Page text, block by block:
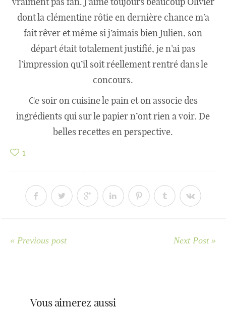
dont la clémentine rôtie en dernière chance m’a
fait rêver et même si j’aimais bien Julien, son
départ était totalement justifié, je n’ai pas
l’impression qu’il soit réellement rentré dans le
concours.
Ce soir on cuisine le pain et on associe des
ingrédients qui sur le papier n’ont rien a voir. De
belles recettes en perspective.
1
« Previous post Next Post »
Vous aimerez aussi